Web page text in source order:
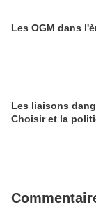
Les OGM dans
Les liaisons
Choisir et la